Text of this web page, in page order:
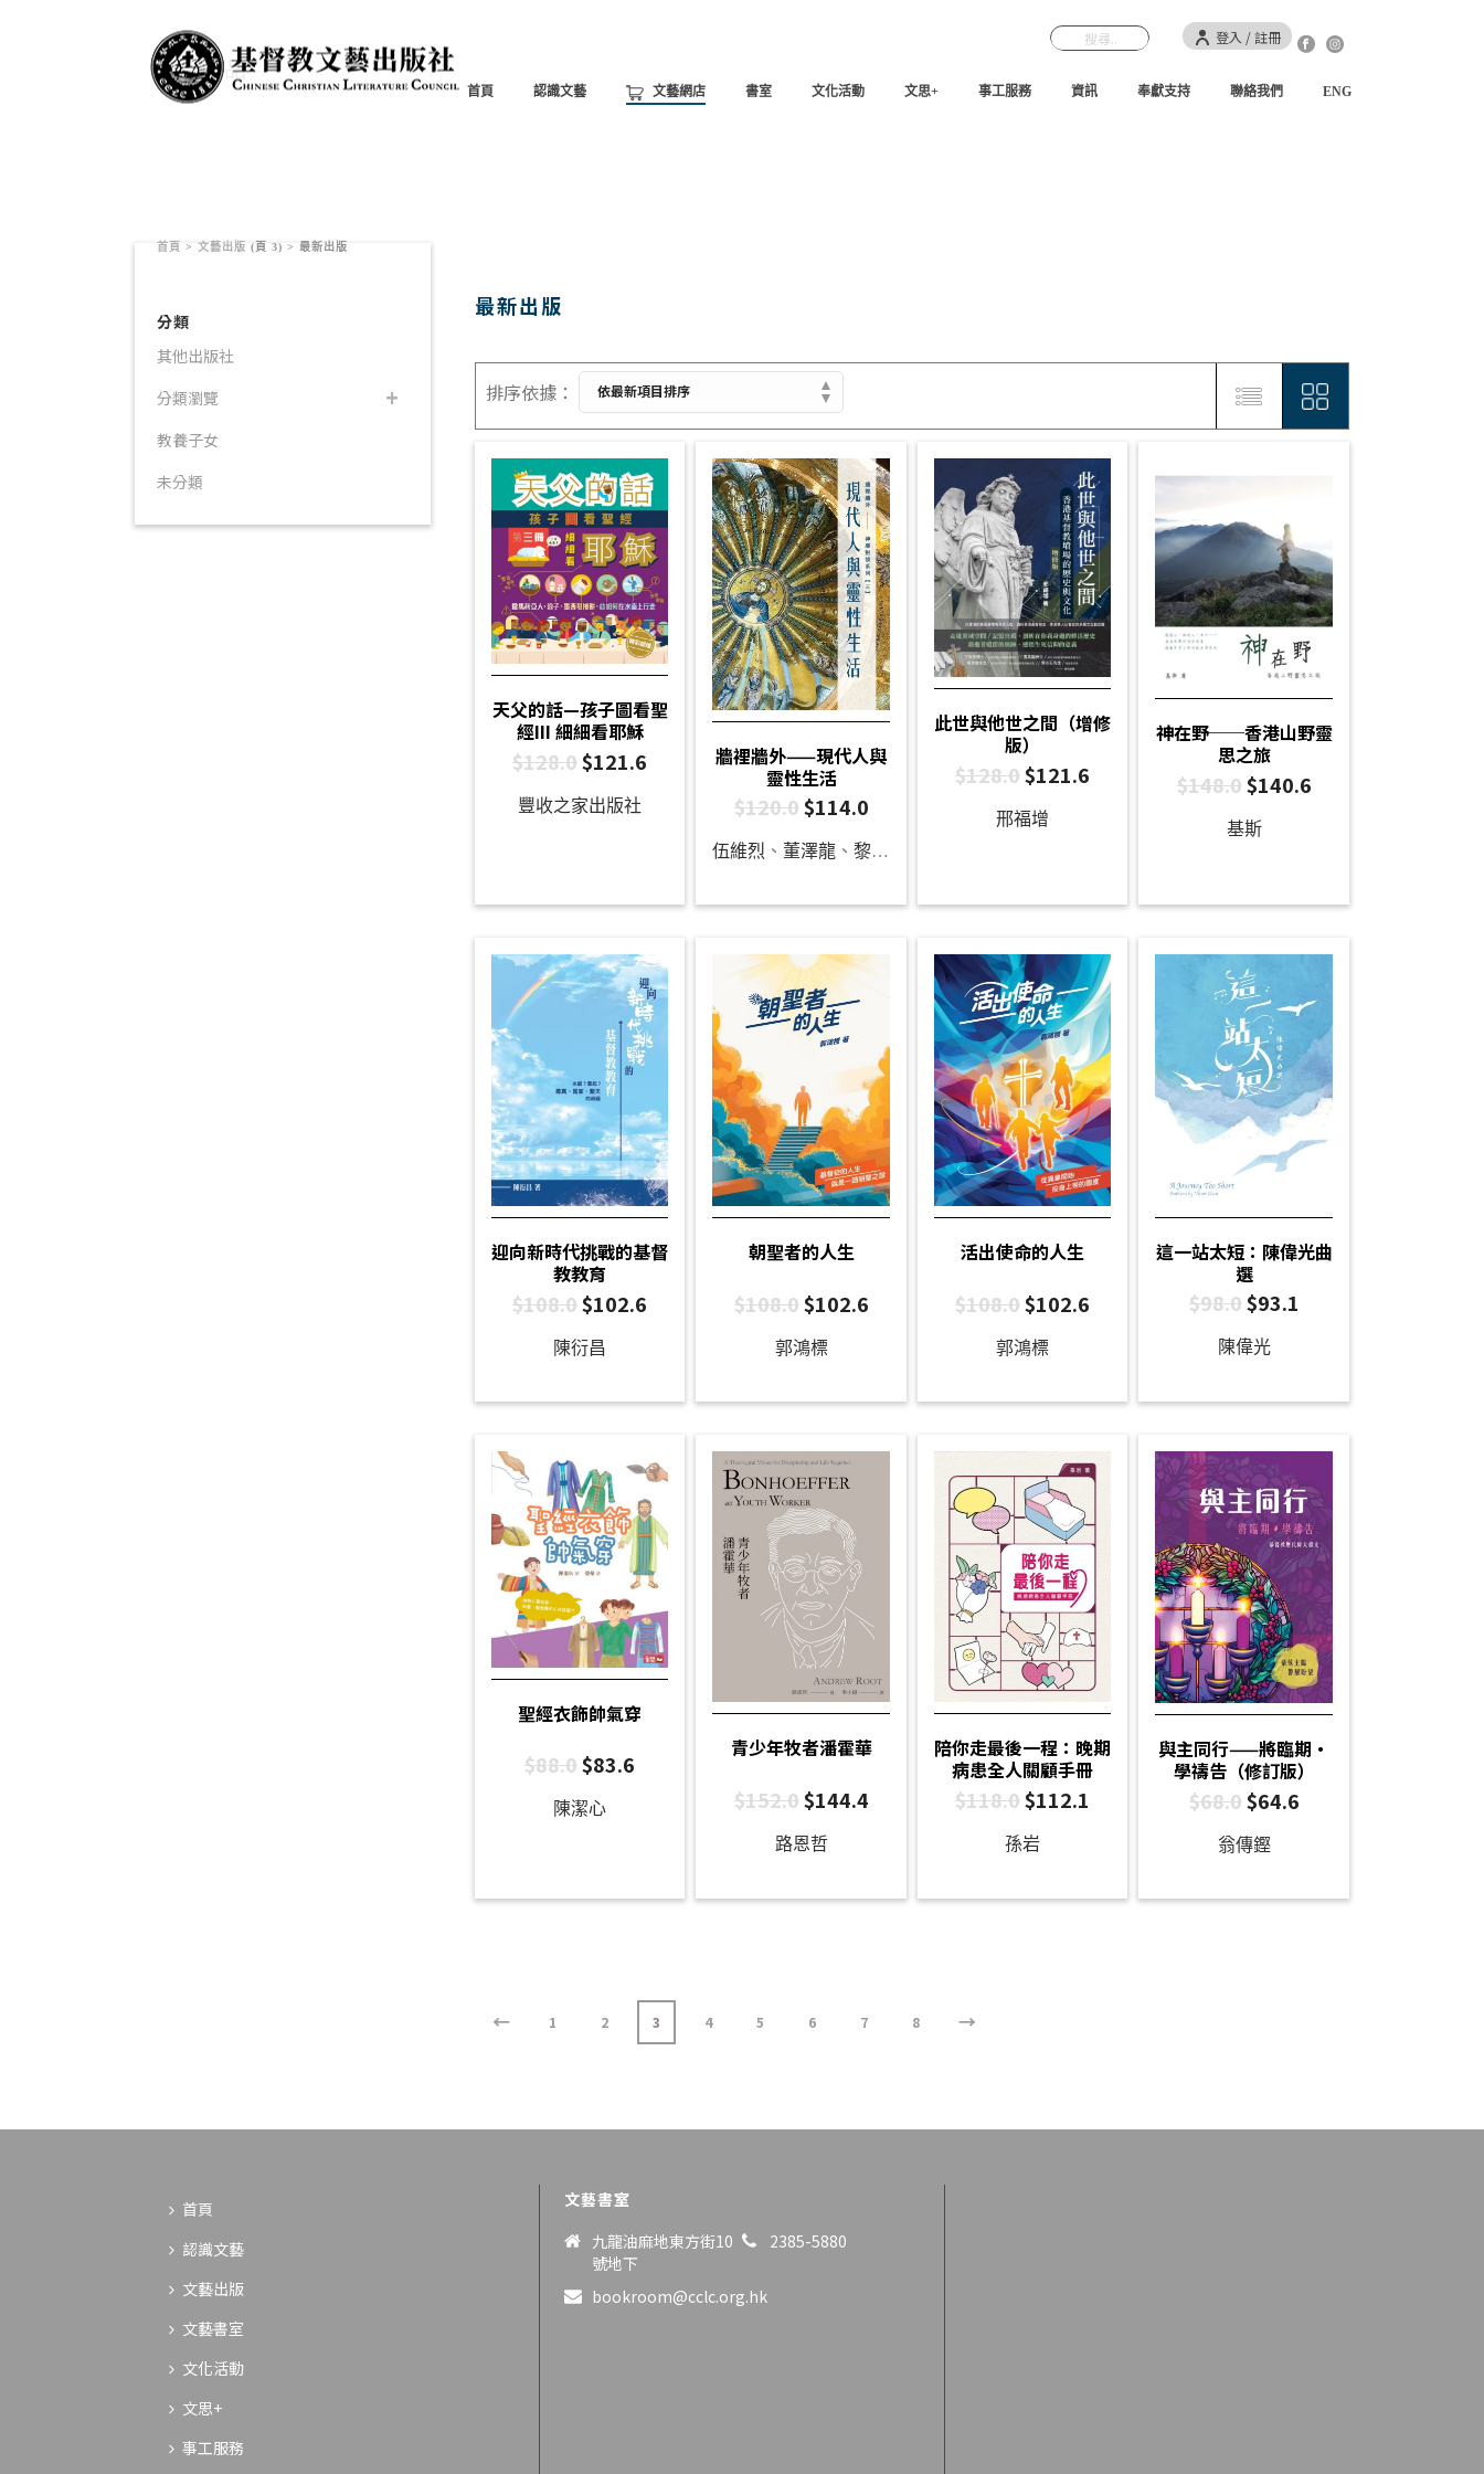
登入 / 註冊
首頁 認識文藝 文藝網店 書室 文化活動 文思+ 事工服務 資訊 奉獻支持 聯絡我們 ENG
書籍產品
首頁 > 文藝出版 (頁 3) > 最新出版
最新出版
天父的話—孩子圖看聖
經III 細細看耶穌
$128.0$121.6
豐收之家出版社
牆裡牆外——現代人與
靈性生活
$120.0$114.0
伍維烈 、 董澤龍 、黎嘉賢
此世與他世之間（增修
版）
$128.0$121.6
邢福增
神在野──香港山野靈
思之旅
$148.0$140.6
基斯
迎向新時代挑戰的基督
教教育
$108.0$102.6
陳衍昌
朝聖者的人生
$108.0$102.6
郭鴻標
活出使命的人生
$108.0$102.6
郭鴻標
這一站太短：陳偉光曲
選
$98.0$93.1
陳偉光
聖經衣飾帥氣穿
$88.0$83.6
陳潔心
青少年牧者潘霍華
$152.0$144.4
路恩哲
陪你走最後一程：晚期
病患全人關顧手冊
$118.0$112.1
孫岩
與主同行——將臨期‧
學禱告（修訂版）
$68.0$64.6
翁傳鏗
← 1 2 3 4 5 6 7 8 →
分類
其他出版社
分類瀏覽
教養子女
未分類
首頁
認識文藝
文藝出版
文藝書室
文化活動
文思+
事工服務
文藝書室
九龍油麻地東方街10
號地下
2385-5880
bookroom@cclc.org.hk